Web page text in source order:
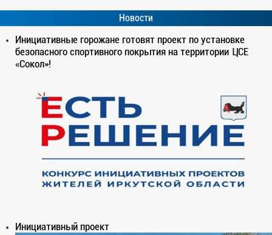
Новости
Инициативные горожане готовят проект по установке
безопасного спортивного покрытия на территории ЦСЕ
«Сокол»!
Инициативный проект